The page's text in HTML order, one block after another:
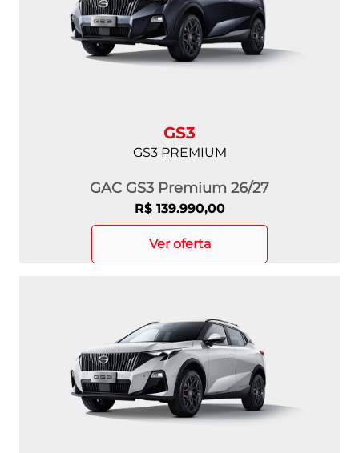
GS3
GS3 PREMIUM
GAC GS3 Premium 26/27
R$ 139.990,00
ver oferta